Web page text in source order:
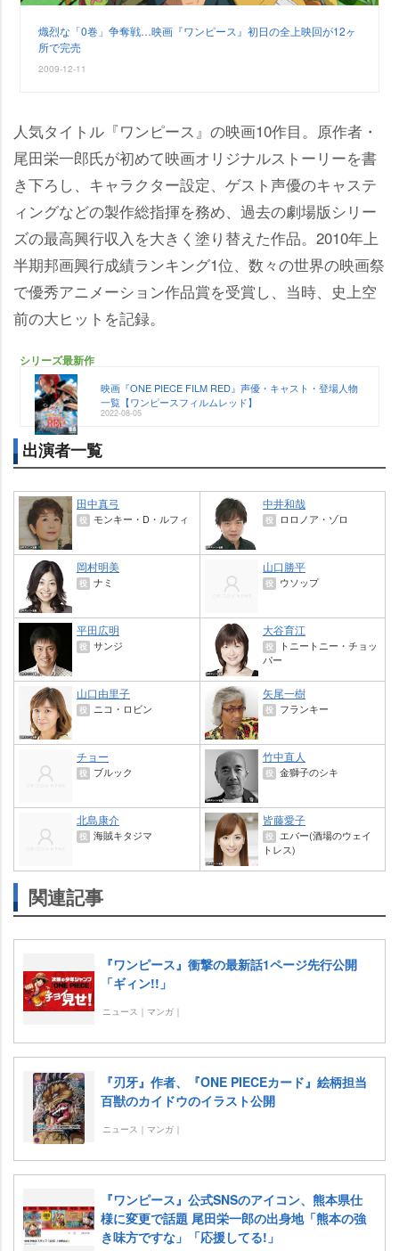
熾烈な「0巻」争奪戦…映画『ワンピース』初日の全上映回が12ヶ
所で完売
2009-12-11
人気タイトル『ワンピース』の映画10作目。原作者・
尾田栄一郎氏が初めて映画オリジナルストーリーを書
き下ろし、キャラクター設定、ゲスト声優のキャステ
ィングなどの製作総指揮を務め、過去の劇場版シリー
ズの最高興行収入を大きく塗り替えた作品。2010年上
半期邦画興行成績ランキング1位、数々の世界の映画祭
で優秀アニメーション作品賞を受賞し、当時、史上空
前の大ヒットを記録。
シリーズ最新作
映画『ONE PIECE FILM RED』声優・キャスト・登場人物
一覧【ワンピースフィルムレッド】
2022-08-05
出演者一覧
田中真弓
役 モンキー・D・ルフィ
中井和哉
役 ロロノア・ゾロ
岡村明美
役 ナミ
山口勝平
役 ウソップ
平田広明
役 サンジ
大谷育江
役
トニートニー・チョッ
パー
山口由里子
役 ニコ・ロビン
矢尾一樹
役 フランキー
チョー
役 ブルック
竹中直人
役 金獅子のシキ
北島康介
役 海賊キタジマ
皆藤愛子
役 エバー(酒場のウェイ
トレス)
関連記事
『ワンピース』衝撃の最新話1ページ先行公開
「ギィン!!」
ニュース｜マンガ｜
『刃牙』作者、『ONE PIECEカード』絵柄担当
百獣のカイドウのイラスト公開
ニュース｜マンガ｜
『ワンピース』公式SNSのアイコン、熊本県仕
様に変更で話題 尾田栄一郎の出身地「熊本の強
き味方ですな」「応援してる!」